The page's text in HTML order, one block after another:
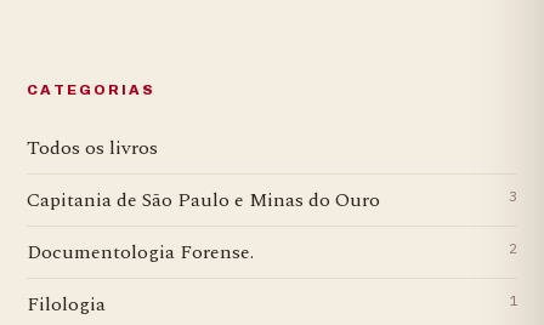
CATEGORIAS
Todos os livros
Capitania de São Paulo e Minas do Ouro
3
Documentologia Forense. 2
Filologia 1